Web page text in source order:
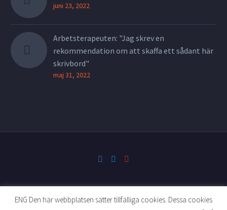
juni 23, 2022
Arbetsterapeuten: "Jag skrev en
rekommendation om att skaffa ett sådant här
skrivbord"
maj 31, 2022
ENG Den här webbplatsen sätter tillfälliga cookies. Dessa cookies